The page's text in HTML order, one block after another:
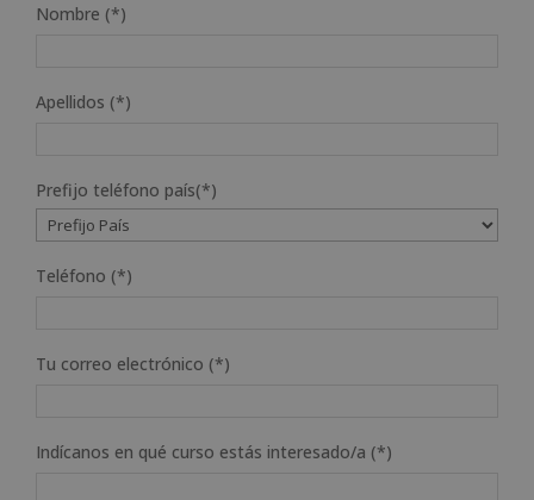
Nombre (*)
Apellidos (*)
Prefijo teléfono país(*)
Teléfono (*)
Tu correo electrónico (*)
Indícanos en qué curso estás interesado/a (*)